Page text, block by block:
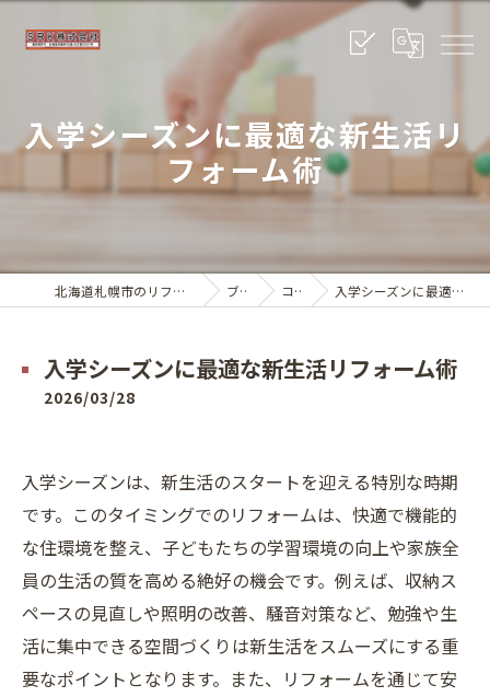
入学シーズンに最適な新生活リ
フォーム術
北海道札幌市のリフォームならSRK株式会社 ブログ コラム 入学シーズンに最適な新生活リフォーム術
入学シーズンに最適な新生活リフォーム術
2026/03/28
入学シーズンは、新生活のスタートを迎える特別な時期
です。このタイミングでのリフォームは、快適で機能的
な住環境を整え、子どもたちの学習環境の向上や家族全
員の生活の質を高める絶好の機会です。例えば、収納ス
ペースの見直しや照明の改善、騒音対策など、勉強や生
活に集中できる空間づくりは新生活をスムーズにする重
要なポイントとなります。また、リフォームを通じて安